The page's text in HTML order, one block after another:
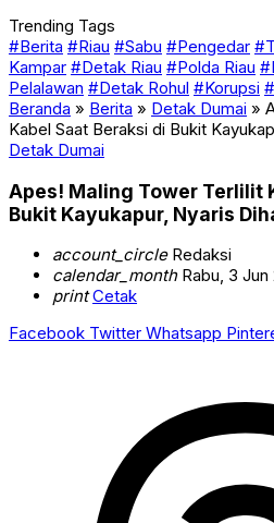
Trending Tags
#Berita #Riau #Sabu #Pengedar
Kampar #Detak Riau #Polda Riau
Pelalawan #Detak Rohul #Korupsi
Beranda » Berita » Detak Dumai »
Kabel Saat Beraksi di Bukit
Detak Dumai
Apes! Maling Tower Terlilit
Bukit Kayukapur, Nyaris
account_circleRedaksi
calendar_monthRabu, 3 Jun
print Cetak
Facebook Twitter Whatsapp